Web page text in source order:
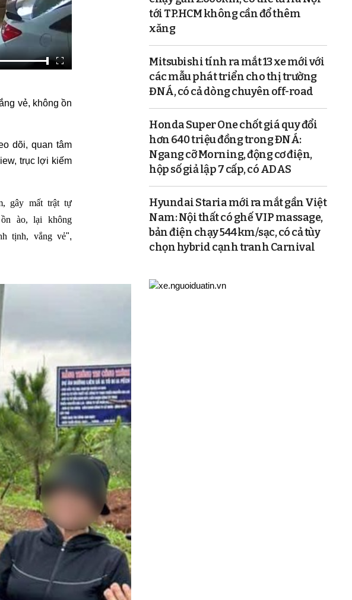
vẻ, không ồn
dõi, quan tâm
trục lợi kiếm
gây mất trật tự
ào, lại không
tịnh, vắng vẻ",
tới TP.HCM không cần đổ thêm
xăng
Mitsubishi tính ra mắt 13 xe mới với
các mẫu phát triển cho thị trường
ĐNÁ, có cả dòng chuyên off-road
Honda Super One chốt giá quy đổi
hơn 640 triệu đồng trong ĐNÁ:
Ngang cỡ Morning, động cơ điện,
hộp số giả lập 7 cấp, có ADAS
Hyundai Staria mới ra mắt gần Việt
Nam: Nội thất có ghế VIP massage,
bản điện chạy 544km/sạc, có cả tùy
chọn hybrid cạnh tranh Carnival